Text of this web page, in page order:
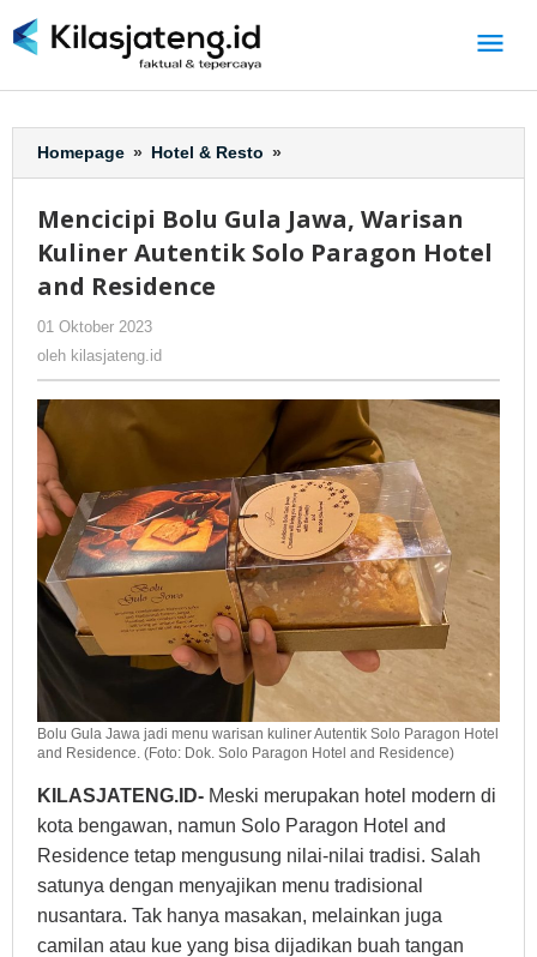
ke
Homepage » Hotel & Resto »
Bolu
Jawa,
Warisan
Hotel
and
Residence
Mencicipi Bolu Gula Jawa, Warisan
Kuliner Autentik Solo Paragon Hotel
and Residence
01 Oktober 2023
oleh kilasjateng.id
Bolu Gula Jawa jadi menu warisan kuliner Autentik Solo Paragon Hotel
and Residence. (Foto: Dok. Solo Paragon Hotel and Residence)
KILASJATENG.ID- Meski merupakan hotel modern di
kota bengawan, namun Solo Paragon Hotel and
Residence tetap mengusung nilai-nilai tradisi. Salah
satunya dengan menyajikan menu tradisional
nusantara. Tak hanya masakan, melainkan juga
camilan atau kue yang bisa dijadikan buah tangan